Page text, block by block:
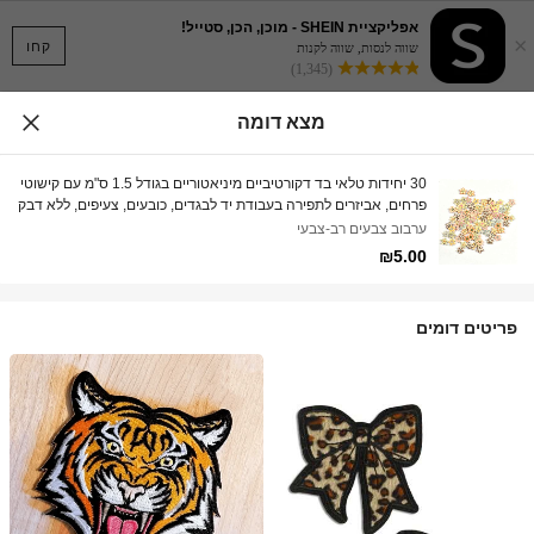
קחו ×
אפליקציית SHEIN - מוכן, הכן, סטייל!
שווה לנסות, שווה לקנות
(1,345)
מצא דומה
30 יחידות טלאי בד דקורטיביים מיניאטוריים בגודל 1.5 ס"מ עם קישוטי
פרחים, אביזרים לתפירה בעבודת יד לבגדים, כובעים, צעיפים, ללא דבק
ערבוב צבעים רב-צבעי
₪5.00
פריטים דומים